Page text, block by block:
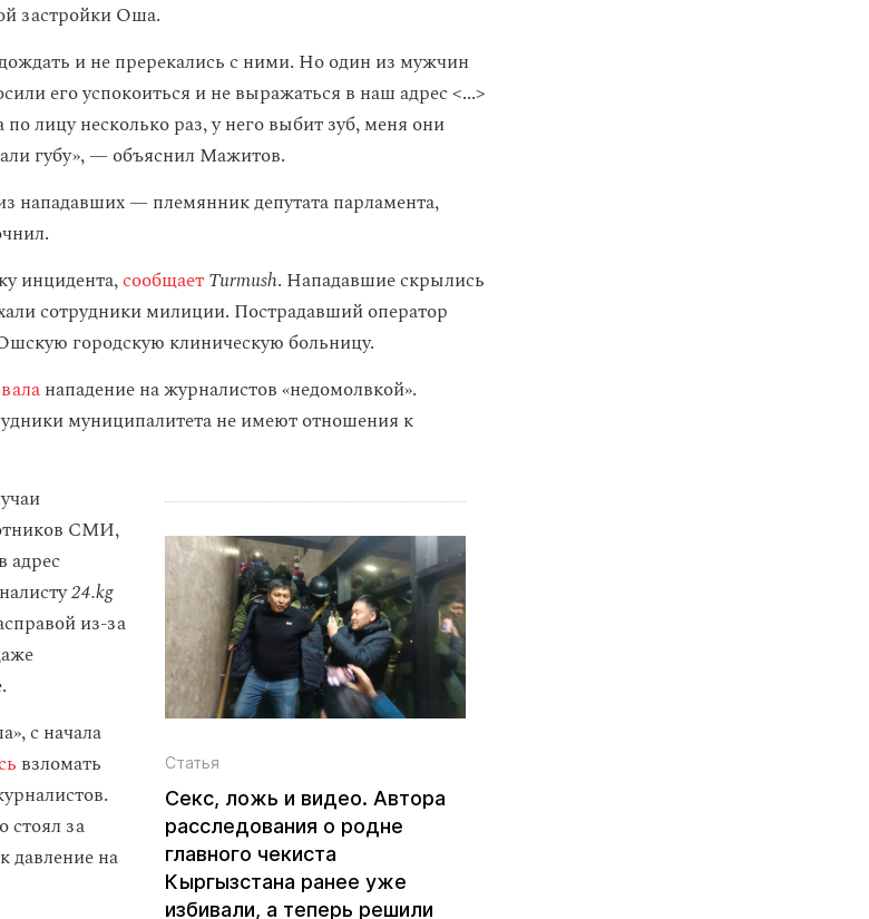
застройки Оша.
и не пререкались с ними. Но один из мужчин
его успокоиться и не выражаться в наш адрес <...>
лицу несколько раз, у него выбит зуб, меня они
губу», — объяснил Мажитов.
нападавших — племянник депутата парламента,
инцидента,сообщаетTurmush. Нападавшие скрылись
сотрудники милиции. Пострадавший оператор
городскую клиническую больницу.
нападение на журналистов «недомолвкой».
муниципалитета не имеют отношения к
Статья
Секс, ложь и видео. Автора
расследования о родне
главного чекиста
Кыргызстана ранее уже
избивали, а теперь решили
СМИ,
адрес
24.kg
из-за
с начала
взломать
стоял за
давление на